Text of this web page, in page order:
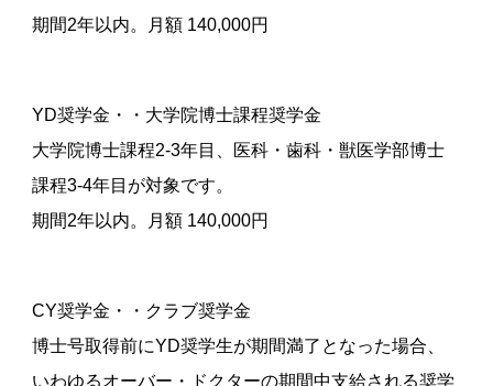
期間2年以内。月額 140,000円
YD奨学金・・大学院博士課程奨学金
大学院博士課程2-3年目、医科・歯科・獣医学部博士
課程3-4年目が対象です。
期間2年以内。月額 140,000円
CY奨学金・・クラブ奨学金
博士号取得前にYD奨学生が期間満了となった場合、
いわゆるオーバー・ドクターの期間中支給される奨学